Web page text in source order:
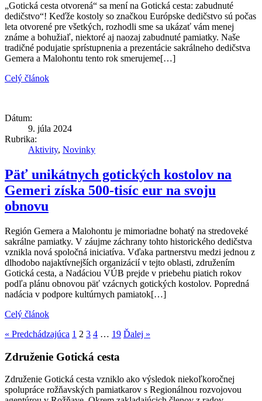
„Gotická cesta otvorená“ sa mení na Gotická cesta: zabudnuté
dedičstvo“! Keďže kostoly so značkou Európske dedičstvo sú počas
leta otvorené pre všetkých, rozhodli sme sa ukázať vám menej
známe a bohužiaľ, niektoré aj naozaj zabudnuté pamiatky. Naše
tradičné podujatie sprístupnenia a prezentácie sakrálneho dedičstva
Gemera a Malohontu tento rok smerujeme[…]
Celý článok
Dátum:
9. júla 2024
Rubrika:
Aktivity, Novinky
Päť unikátnych gotických kostolov na
Gemeri získa 500-tisíc eur na svoju
obnovu
Región Gemera a Malohontu je mimoriadne bohatý na stredoveké
sakrálne pamiatky. V záujme záchrany tohto historického dedičstva
vznikla nová spoločná iniciatíva. Vďaka partnerstvu medzi jednou z
dlhodobo najaktívnejších organizácií v tejto oblasti, združením
Gotická cesta, a Nadáciou VÚB prejde v priebehu piatich rokov
podľa plánu obnovou päť vzácnych gotických kostolov. Popredná
nadácia v podpore kultúrnych pamiatok[…]
Celý článok
« Predchádzajúca 1 2 3 4 … 19 Ďalej »
Združenie Gotická cesta
Združenie Gotická cesta vzniklo ako výsledok niekoľkoročnej
spolupráce rožňavských pamiatkarov s Regionálnou rozvojovou